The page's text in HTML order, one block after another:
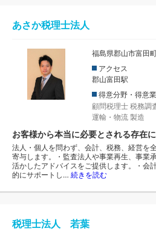
あさか税理士法人
福島県郡山市富田
アクセス
郡山富田駅
得意分野・得意
顧問税理士 税務調
運輸・物流 製造
お客様から本当に必要とされる存在に
法人・個人を問わず、会計、税務、経営を
寄与します。・監査法人や事業再生、事業
活かしたアドバイスをご提供します。・会
的にサポートし… 続きを読む
税理士法人 若葉